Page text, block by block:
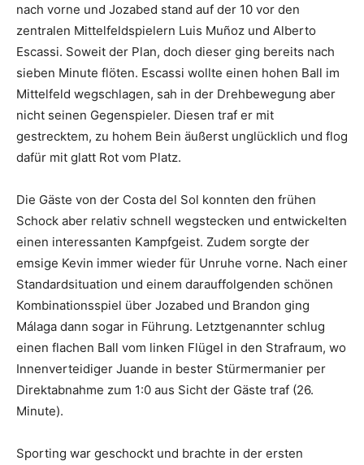
nach vorne und Jozabed stand auf der 10 vor den
zentralen Mittelfeldspielern Luis Muñoz und Alberto
Escassi. Soweit der Plan, doch dieser ging bereits nach
sieben Minute flöten. Escassi wollte einen hohen Ball im
Mittelfeld wegschlagen, sah in der Drehbewegung aber
nicht seinen Gegenspieler. Diesen traf er mit
gestrecktem, zu hohem Bein äußerst unglücklich und flog
dafür mit glatt Rot vom Platz.
Die Gäste von der Costa del Sol konnten den frühen
Schock aber relativ schnell wegstecken und entwickelten
einen interessanten Kampfgeist. Zudem sorgte der
emsige Kevin immer wieder für Unruhe vorne. Nach einer
Standardsituation und einem darauffolgenden schönen
Kombinationsspiel über Jozabed und Brandon ging
Málaga dann sogar in Führung. Letztgenannter schlug
einen flachen Ball vom linken Flügel in den Strafraum, wo
Innenverteidiger Juande in bester Stürmermanier per
Direktabnahme zum 1:0 aus Sicht der Gäste traf (26.
Minute).
Sporting war geschockt und brachte in der ersten